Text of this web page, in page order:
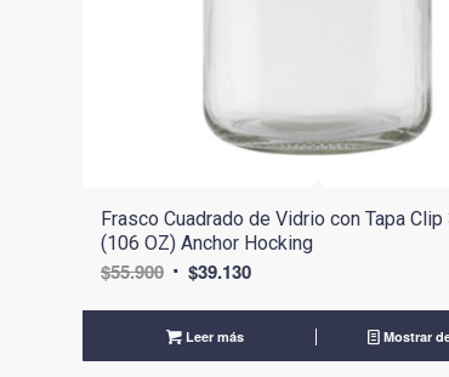
Frasco Cuadrado de Vidrio con Tapa Clip
(106 OZ) Anchor Hocking
$55.900 El
original
era:
$39.130El
es:
Leer más Mostrar